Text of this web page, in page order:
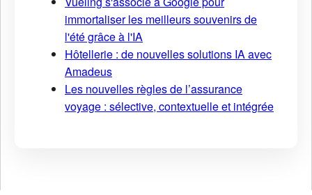
immortaliser les meilleurs souvenirs de
l'été grâce à l'IA
Hôtellerie : de nouvelles solutions IA avec
Amadeus
Les nouvelles règles de l’assurance
voyage : sélective, contextuelle et intégrée